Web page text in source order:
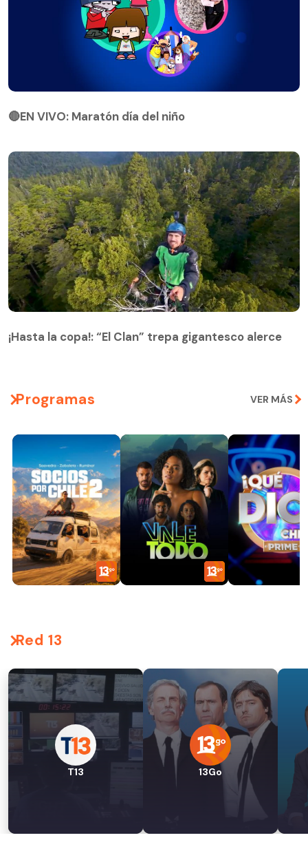
🔴EN VIVO: Maratón día del niño
¡Hasta la copa!: “El Clan” trepa gigantesco alerce
Programas VER MÁS
Red 13
T13 13Go